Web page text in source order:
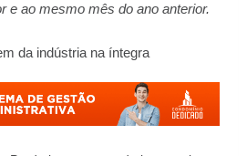
e ao mesmo mês do ano anterior.
da indústria na íntegra